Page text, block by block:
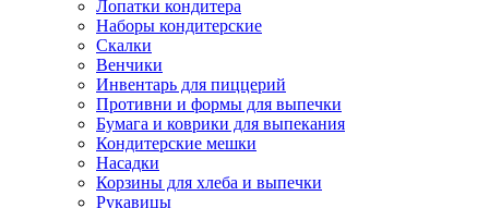
Лопатки кондитера
Наборы кондитерские
Скалки
Венчики
Инвентарь для пиццерий
Противни и формы для выпечки
Бумага и коврики для выпекания
Кондитерские мешки
Насадки
Корзины для хлеба и выпечки
Рукавицы